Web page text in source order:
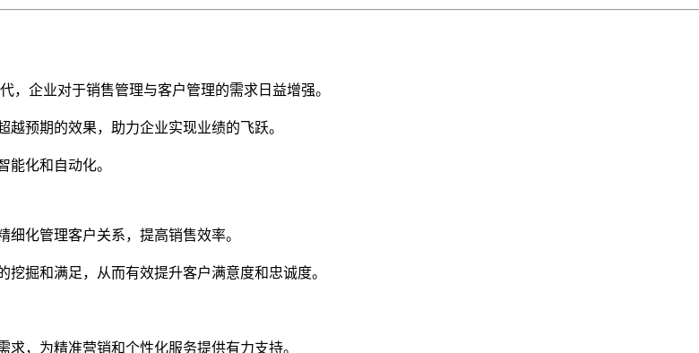
企业对于销售管理与客户管理的需求日益增强。
预期的效果，助力企业实现业绩的飞跃。
化和自动化。
化管理客户关系，提高销售效率。
掘和满足，从而有效提升客户满意度和忠诚度。
，为精准营销和个性化服务提供有力支持。